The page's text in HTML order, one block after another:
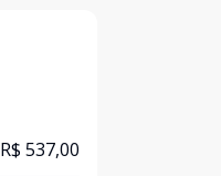
R$ 537,00